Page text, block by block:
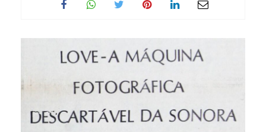
História
Eleições 2024
Pesquisas